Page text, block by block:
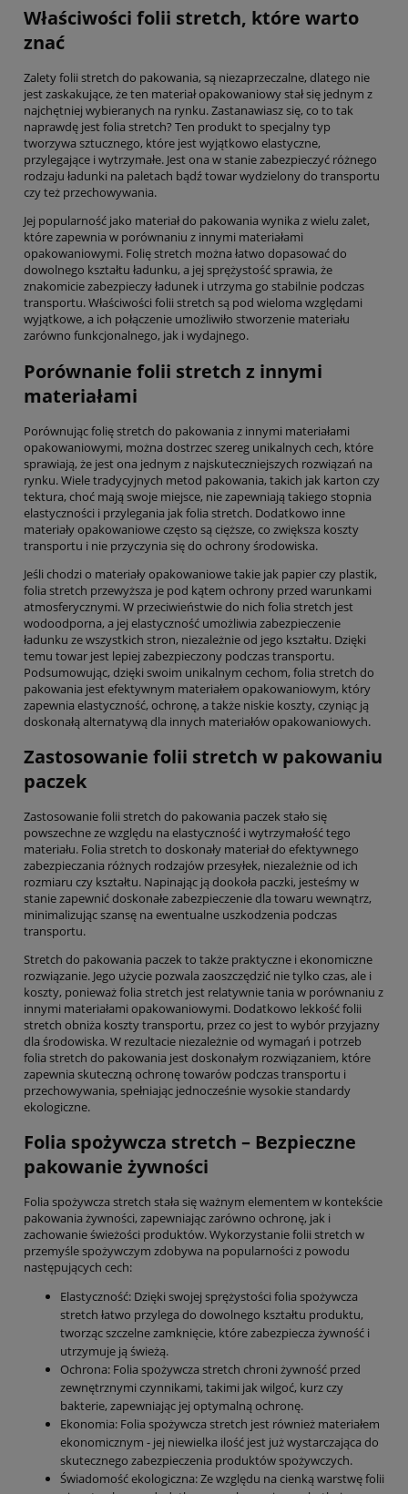
Właściwości folii stretch, które warto
znać
Zalety folii stretch do pakowania, są niezaprzeczalne, dlatego nie
jest zaskakujące, że ten materiał opakowaniowy stał się jednym z
najchętniej wybieranych na rynku. Zastanawiasz się, co to tak
naprawdę jest folia stretch? Ten produkt to specjalny typ
tworzywa sztucznego, które jest wyjątkowo elastyczne,
przylegające i wytrzymałe. Jest ona w stanie zabezpieczyć różnego
rodzaju ładunki na paletach bądź towar wydzielony do transportu
czy też przechowywania.
Jej popularność jako materiał do pakowania wynika z wielu zalet,
które zapewnia w porównaniu z innymi materiałami
opakowaniowymi. Folię stretch można łatwo dopasować do
dowolnego kształtu ładunku, a jej sprężystość sprawia, że
znakomicie zabezpieczy ładunek i utrzyma go stabilnie podczas
transportu. Właściwości folii stretch są pod wieloma względami
wyjątkowe, a ich połączenie umożliwiło stworzenie materiału
zarówno funkcjonalnego, jak i wydajnego.
Porównanie folii stretch z innymi
materiałami
Porównując folię stretch do pakowania z innymi materiałami
opakowaniowymi, można dostrzec szereg unikalnych cech, które
sprawiają, że jest ona jednym z najskuteczniejszych rozwiązań na
rynku. Wiele tradycyjnych metod pakowania, takich jak karton czy
tektura, choć mają swoje miejsce, nie zapewniają takiego stopnia
elastyczności i przylegania jak folia stretch. Dodatkowo inne
materiały opakowaniowe często są cięższe, co zwiększa koszty
transportu i nie przyczynia się do ochrony środowiska.
Jeśli chodzi o materiały opakowaniowe takie jak papier czy plastik,
folia stretch przewyższa je pod kątem ochrony przed warunkami
atmosferycznymi. W przeciwieństwie do nich folia stretch jest
wodoodporna, a jej elastyczność umożliwia zabezpieczenie
ładunku ze wszystkich stron, niezależnie od jego kształtu. Dzięki
temu towar jest lepiej zabezpieczony podczas transportu.
Podsumowując, dzięki swoim unikalnym cechom, folia stretch do
pakowania jest efektywnym materiałem opakowaniowym, który
zapewnia elastyczność, ochronę, a także niskie koszty, czyniąc ją
doskonałą alternatywą dla innych materiałów opakowaniowych.
Zastosowanie folii stretch w pakowaniu
paczek
Zastosowanie folii stretch do pakowania paczek stało się
powszechne ze względu na elastyczność i wytrzymałość tego
materiału. Folia stretch to doskonały materiał do efektywnego
zabezpieczania różnych rodzajów przesyłek, niezależnie od ich
rozmiaru czy kształtu. Napinając ją dookoła paczki, jesteśmy w
stanie zapewnić doskonałe zabezpieczenie dla towaru wewnątrz,
minimalizując szansę na ewentualne uszkodzenia podczas
transportu.
Stretch do pakowania paczek to także praktyczne i ekonomiczne
rozwiązanie. Jego użycie pozwala zaoszczędzić nie tylko czas, ale i
koszty, ponieważ folia stretch jest relatywnie tania w porównaniu z
innymi materiałami opakowaniowymi. Dodatkowo lekkość folii
stretch obniża koszty transportu, przez co jest to wybór przyjazny
dla środowiska. W rezultacie niezależnie od wymagań i potrzeb
folia stretch do pakowania jest doskonałym rozwiązaniem, które
zapewnia skuteczną ochronę towarów podczas transportu i
przechowywania, spełniając jednocześnie wysokie standardy
ekologiczne.
Folia spożywcza stretch – Bezpieczne
pakowanie żywności
Folia spożywcza stretch stała się ważnym elementem w kontekście
pakowania żywności, zapewniając zarówno ochronę, jak i
zachowanie świeżości produktów. Wykorzystanie folii stretch w
przemyśle spożywczym zdobywa na popularności z powodu
następujących cech:
Elastyczność: Dzięki swojej sprężystości folia spożywcza
stretch łatwo przylega do dowolnego kształtu produktu,
tworząc szczelne zamknięcie, które zabezpiecza żywność i
utrzymuje ją świeżą.
Ochrona: Folia spożywcza stretch chroni żywność przed
zewnętrznymi czynnikami, takimi jak wilgoć, kurz czy
bakterie, zapewniając jej optymalną ochronę.
Ekonomia: Folia spożywcza stretch jest również materiałem
ekonomicznym - jej niewielka ilość jest już wystarczająca do
skutecznego zabezpieczenia produktów spożywczych.
Świadomość ekologiczna: Ze względu na cienką warstwę folii